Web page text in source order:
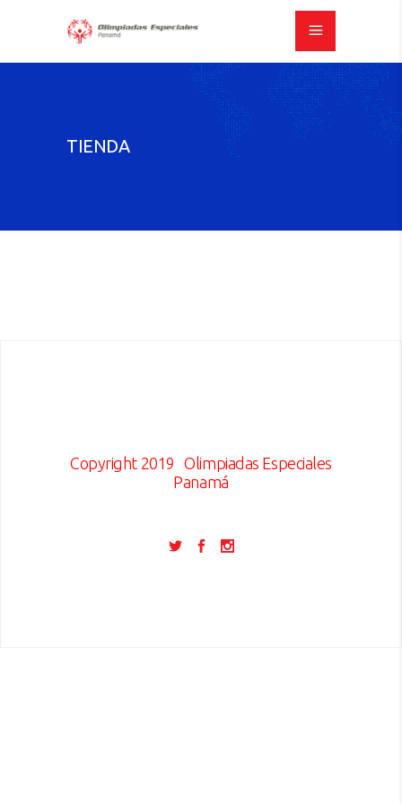
TIENDA
Copyright 2019Olimpiadas Especiales
Panamá